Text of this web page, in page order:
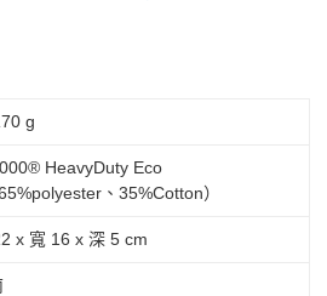
g
HeavyDuty Eco
、35%Cotton）
x 寬 16 x 深 5 cm